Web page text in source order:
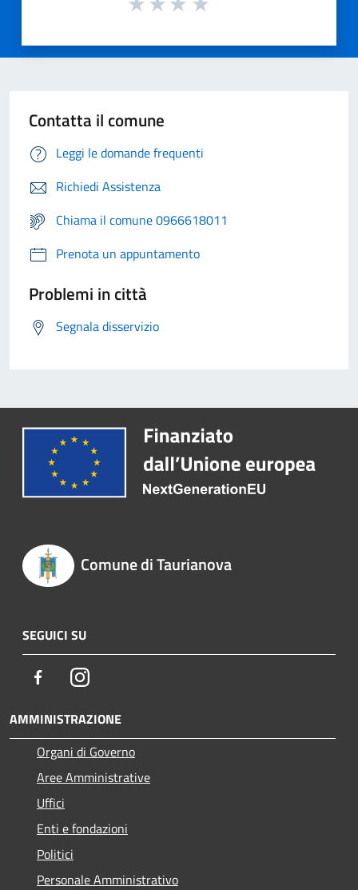
Contatta il comune
Leggi le domande frequenti
Richiedi Assistenza
Chiama il comune 0966618011
Prenota un appuntamento
Problemi in città
Segnala disservizio
Comune di Taurianova
SEGUICI SU
FacebookInstagram
AMMINISTRAZIONE
Organi di Governo
Aree Amministrative
Uffici
Enti e fondazioni
Politici
Personale Amministrativo